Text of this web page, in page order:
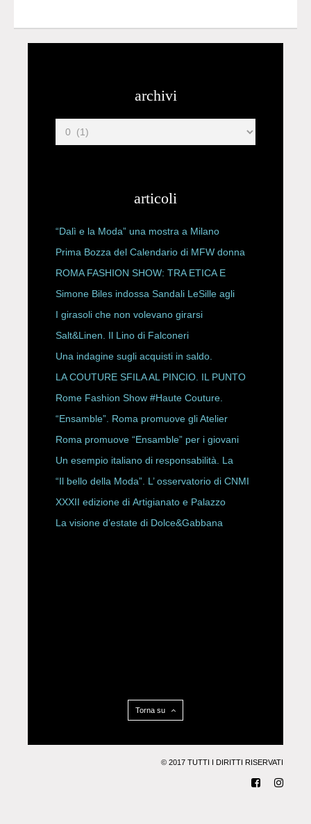
archivi
articoli
“Dalì e la Moda” una mostra a Milano
Prima Bozza del Calendario di MFW donna
P/E 2027
ROMA FASHION SHOW: TRA ETICA E
HAUTE COUTURE
Simone Biles indossa Sandali LeSille agli
ESPY Awards 2026
I girasoli che non volevano girarsi
Salt&Linen. Il Lino di Falconeri
Una indagine sugli acquisti in saldo.
LA COUTURE SFILA AL PINCIO. IL PUNTO
CON ALESSANDRO ONORATO E
ROBERTA ANGELILLI
Rome Fashion Show #Haute Couture.
“Ensamble”. Roma promuove gli Atelier
Storici
Roma promuove “Ensamble” per i giovani
Un esempio italiano di responsabilità. La
Rete Slow Fiber
“Il bello della Moda”. L’ osservatorio di CNMI
XXXII edizione di Artigianato e Palazzo
La visione d’estate di Dolce&Gabbana
Torna su
© 2017 TUTTI I DIRITTI RISERVATI